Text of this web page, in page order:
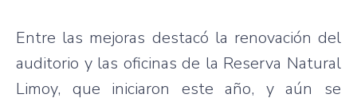
Entre las mejoras destacó la renovación del
auditorio y las oficinas de la Reserva Natural
Limoy, que iniciaron este año, y aún se